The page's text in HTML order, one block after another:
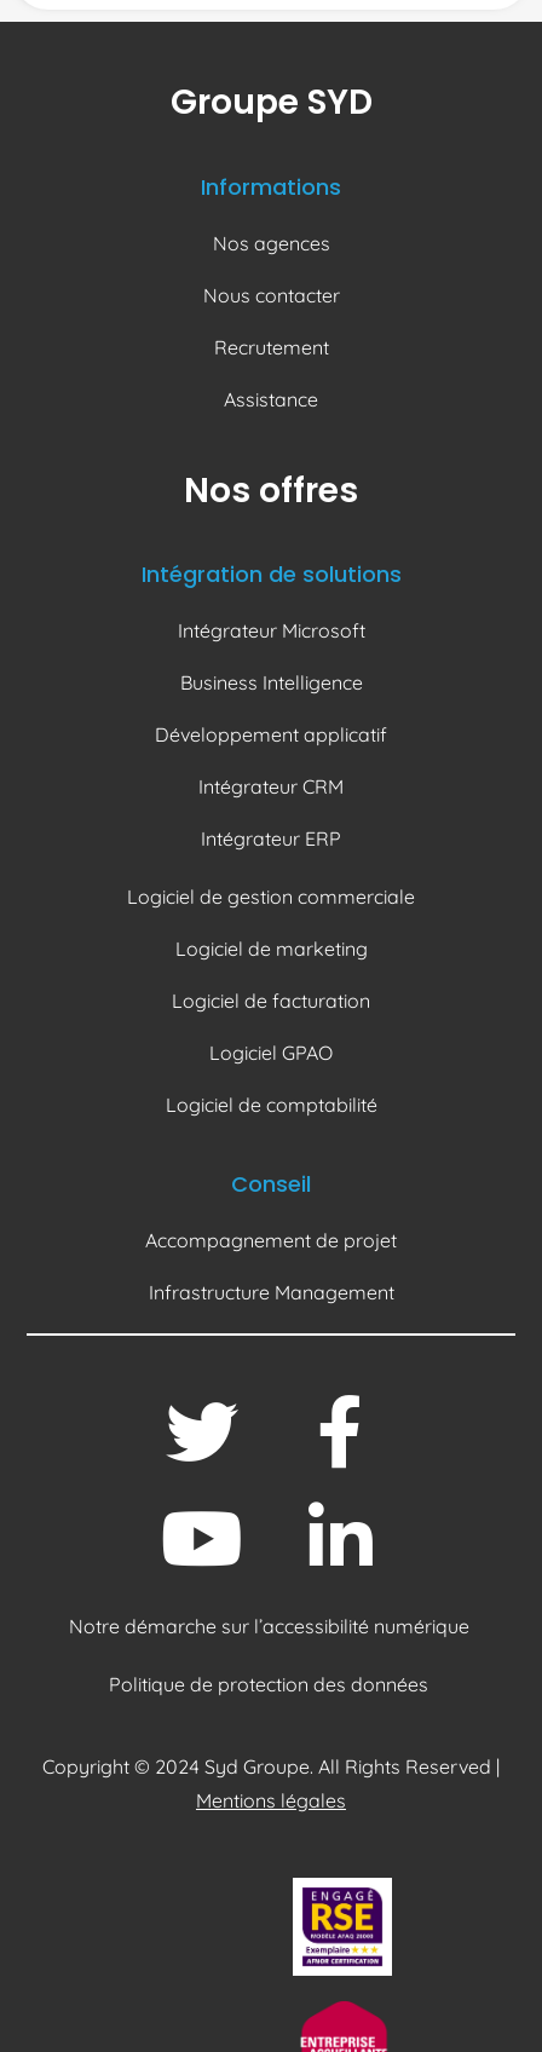
Groupe SYD
Informations
Nos agences
Nous contacter
Recrutement
Assistance
Nos offres
Intégration de solutions
Intégrateur Microsoft
Business Intelligence
Développement applicatif
Intégrateur CRM
Intégrateur ERP
Logiciel de gestion commerciale
Logiciel de marketing
Logiciel de facturation
Logiciel GPAO
Logiciel de comptabilité
Conseil
Accompagnement de projet
Infrastructure Management
Notre démarche sur l’accessibilité numérique
Politique de protection des données
Copyright © 2024 Syd Groupe. All Rights Reserved |
Mentions légales